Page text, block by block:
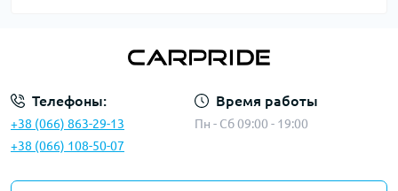
Телефоны:
+38 (066) 863-29-13
+38 (066) 108-50-07
Время работы
Пн - Сб 09:00 - 19:00